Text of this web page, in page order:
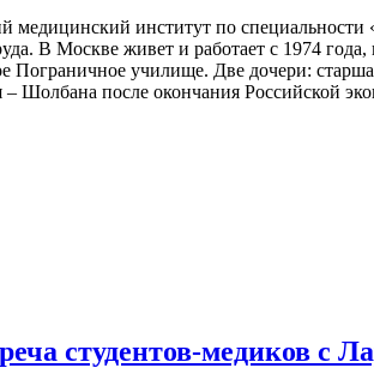
институт по специальности
В Москве живет и работает с 1974
Пограничное училище. Две дочери:
Шолбана после окончания Российской
студентов-медиков